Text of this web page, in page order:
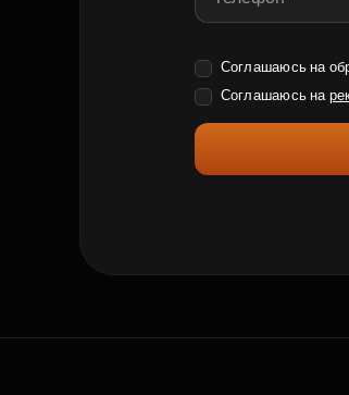
Соглашаюсь на
Соглашаюсь на